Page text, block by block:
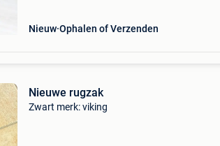
Nieuw Ophalen of Verzenden
Nieuwe rugzak
Zwart merk: viking